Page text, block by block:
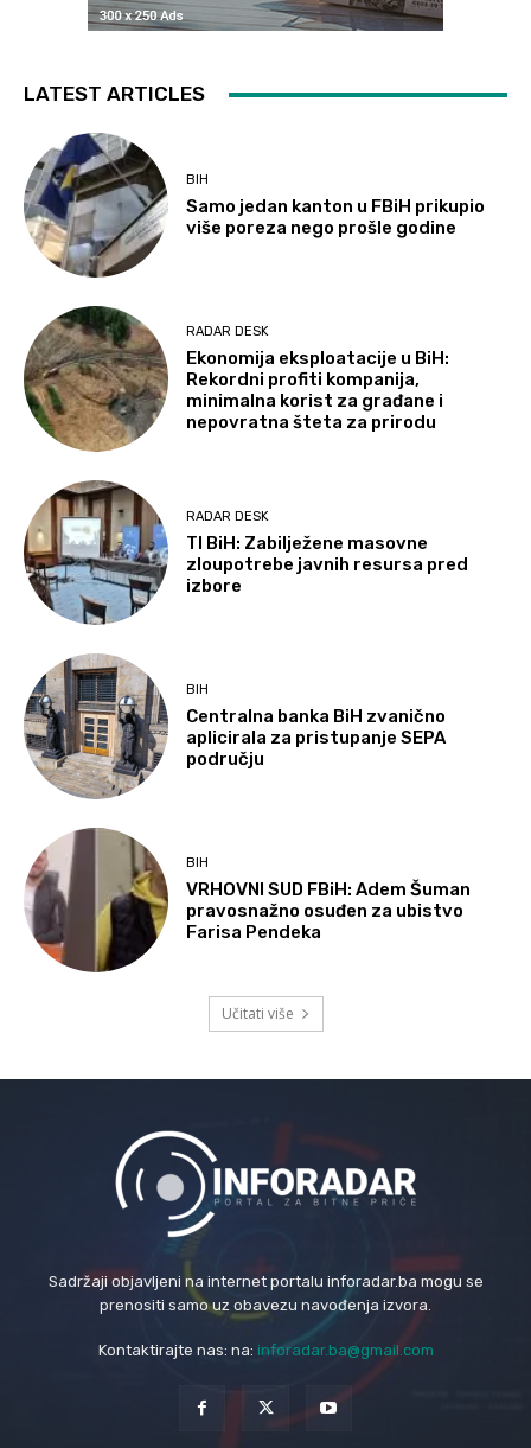
LATEST ARTICLES
BIH
Samo jedan kanton u FBiH prikupio
više poreza nego prošle godine
RADAR DESK
Ekonomija eksploatacije u BiH:
Rekordni profiti kompanija,
minimalna korist za građane i
nepovratna šteta za prirodu
RADAR DESK
TI BiH: Zabilježene masovne
zloupotrebe javnih resursa pred
izbore
BIH
Centralna banka BiH zvanično
aplicirala za pristupanje SEPA
području
BIH
VRHOVNI SUD FBiH: Adem Šuman
pravosnažno osuđen za ubistvo
Farisa Pendeka
Učitati više
Sadržaji objavljeni na internet portalu inforadar.ba mogu se
prenositi samo uz obavezu navođenja izvora.
Kontaktirajte nas: na: inforadar.ba@gmail.com